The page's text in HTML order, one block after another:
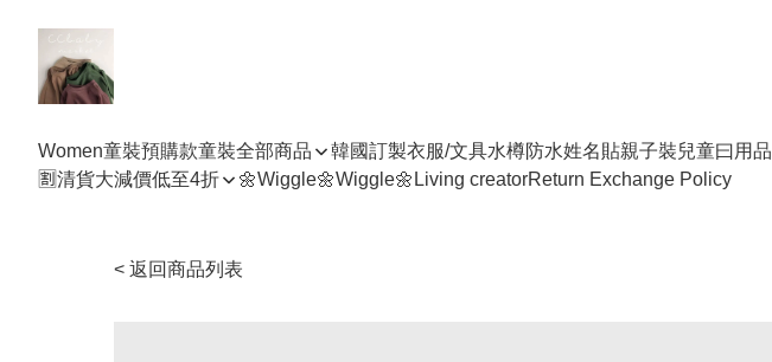
Women童裝預購款童裝全部商品 韓國訂製衣服/文具水樽防水姓名貼親子裝兒童曰用品
🈹清貨大減價低至4折
🌼Wiggle🌼Wiggle🌼 Living creatorReturn Exchange Policy
< 返回商品列表